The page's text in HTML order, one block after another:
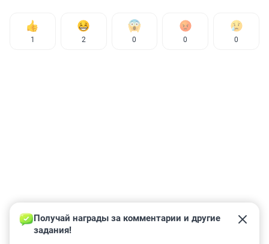
1 2 0 0 0
Получай награды за комментарии и другие
задания!